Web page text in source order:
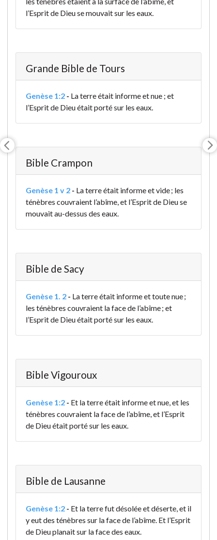
l’Esprit de Dieu se mouvait sur les eaux.
Grande Bible de Tours
Genèse 1:2 - La terre était informe et nue ; et
l’Esprit de Dieu était porté sur les eaux.
Bible Crampon
Genèse 1 v 2 - La terre était informe et vide ; les
ténèbres couvraient l’abîme, et l’Esprit de Dieu se
mouvait au-dessus des eaux.
Bible de Sacy
Genèse 1. 2 - La terre était informe et toute nue ;
les ténèbres couvraient la face de l’abîme ; et
l’Esprit de Dieu était porté sur les eaux.
Bible Vigouroux
Genèse 1:2 - Et la terre était informe et nue, et les
ténèbres couvraient la face de l’abîme, et l’Esprit
de Dieu était porté sur les eaux.
Bible de Lausanne
Genèse 1:2 - Et la terre fut désolée et déserte, et il
y eut des ténèbres sur la face de l’abîme. Et l’Esprit
de Dieu planait sur la face des eaux.